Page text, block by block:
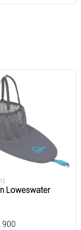
Loweswater